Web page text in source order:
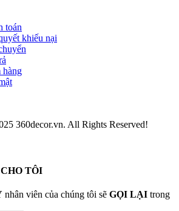
toán
khiếu nại
hàng
360decor.vn. All Rights Reserved!
TÔI
nhân viên của chúng tôi sẽ GỌI LẠI trong